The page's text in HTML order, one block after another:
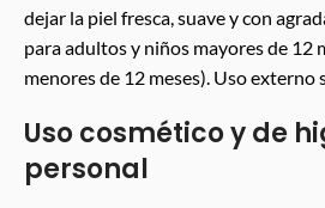
dejar la piel fresca, suave y con
para adultos y niños mayores de 12
menores de 12 meses). Uso externo
Uso cosmético y de
personal